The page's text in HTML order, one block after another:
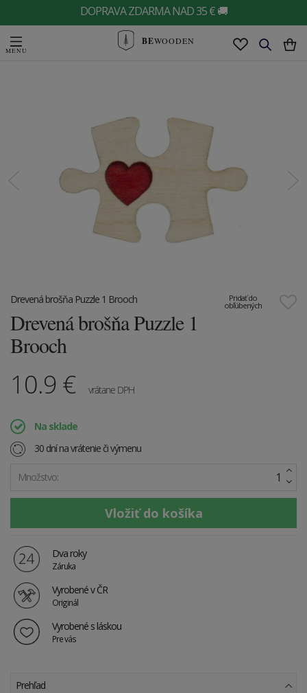
DOPRAVA ZDARMA NAD 35 € 🚚
BEWOODEN
Pridať do
obľúbených
Drevená brošňa Puzzle 1 Brooch
Drevená brošňa Puzzle 1
Brooch
10.9 € vrátane DPH
Na sklade
30 dní na vrátenie či výmenu
Množstvo:
Dva roky
Záruka
Vyrobené v ČR
Originál
Vyrobené s láskou
Pre vás
Prehľad